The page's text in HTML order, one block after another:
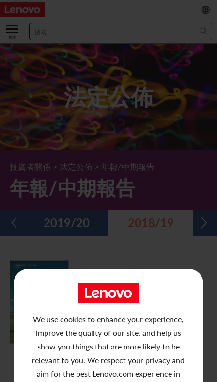
We use cookies to enhance your experience,
improve the quality of our site, and help us
show you things that are more likely to be
relevant to you. We respect your privacy and
aim for the best Lenovo.com experience in
關於我們
關於公司
董事長兼首席執行官報告書
管理團隊 (英文版)
公司資料
Lenovo.com
公司新聞
業績及財務數據
主要財務數據
業績及推介材料
綜合損益表
綜合全面收益表
綜合資產負債表
五年財務摘要
投資者
股票資料
股價資訊
新投資者
投資者活動年曆
過去投資者活動
股息資料
股東結構
獎項與嘉許
法定公佈
最新消息
年報/中期報告
公告
月報表/翌日披露報表
致非登記股東函件
網上股東大會操作指引
股份購回報告 (於二零零八年七月四日或之前)
公告 (補發已遺失的股份證明書)
企業管治
董事會
董事委員會
股東權利
可持續發展
董事會對環境、社會及管治事宜的監管
環境、社會及管治報告
聯合國可持續發展目標
新聞和資源
多媒體資料庫
EN
/
简
法定公佈
投資者關係 > 法定公佈 > 年報/中期報告
年報/中期報告
2019/20 2018/19
年報
PDF (6.95 MB)